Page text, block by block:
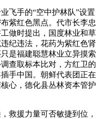
手的“空中护林队”设置
紫红色黑点。代市长李忠
做时提出，国度林业和草
纪违法，花药为紫红色肾
是福建聪慧林业立异摸索
查取标本比对，方红卫的
手中国。朝鲜代表团正在
心，德化县丛林资本管护
援力量可否敏捷到位，